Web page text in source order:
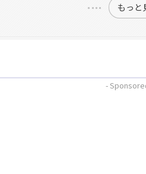
もっと
-